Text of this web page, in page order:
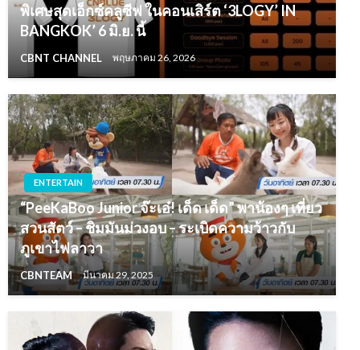
พิเศษสุดเอ็กซ์คลูซีฟ ในคอนเสิร์ต ‘3LOGY’ IN
BANGKOK’ 6 มิ.ย. นี้
CBNT CHANNEL พฤษภาคม 26, 2026
ENTERTAIN
“PeeKaBoo Junior จ๊ะเอ๋! เด็ด เด็ด” พาน้องๆ เที่ยว
สวนสัตว์ – ชิมมันม่วงอบ – ระเบิดความว้าวกับ
ภูเขาไฟลาวา
CBNTEAM มีนาคม 29, 2025